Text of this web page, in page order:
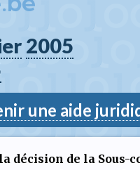
2005
une aide
décision de la Sous-